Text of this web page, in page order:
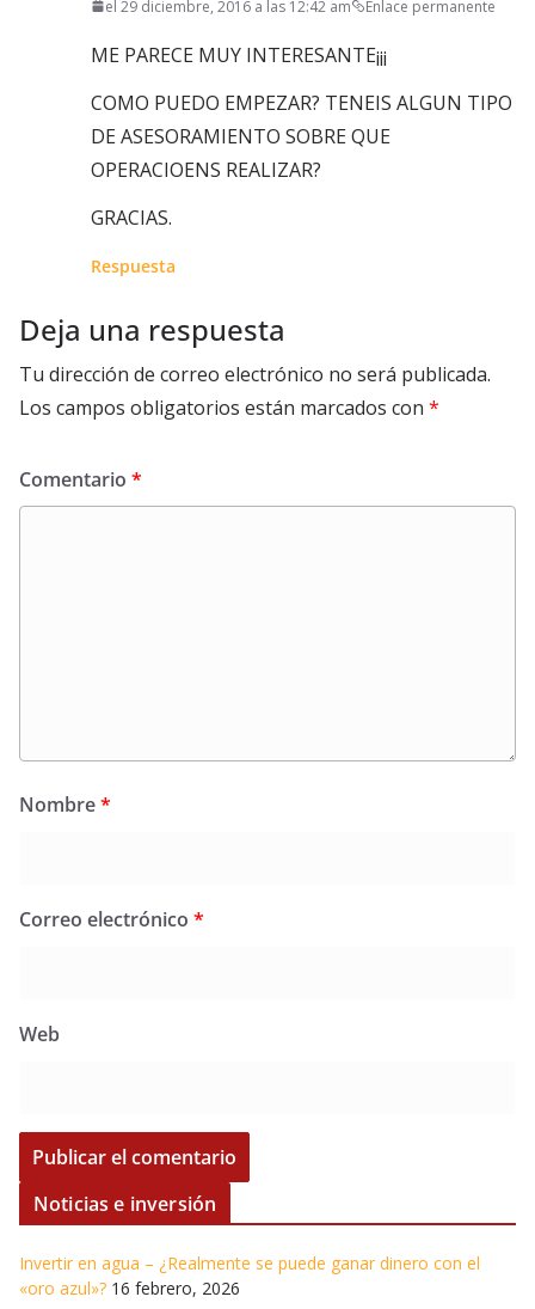
el 29 diciembre, 2016 a las 12:42 am Enlace permanente
ME PARECE MUY INTERESANTE¡¡¡
COMO PUEDO EMPEZAR? TENEIS ALGUN TIPO
DE ASESORAMIENTO SOBRE QUE
OPERACIOENS REALIZAR?
GRACIAS.
Respuesta
Deja una respuesta
Tu dirección de correo electrónico no será publicada.
Los campos obligatorios están marcados con *
Comentario *
Nombre*
Correo electrónico *
Web
Noticias e inversión
Invertir en agua – ¿Realmente se puede ganar dinero con el
«oro azul»? 16 febrero, 2026